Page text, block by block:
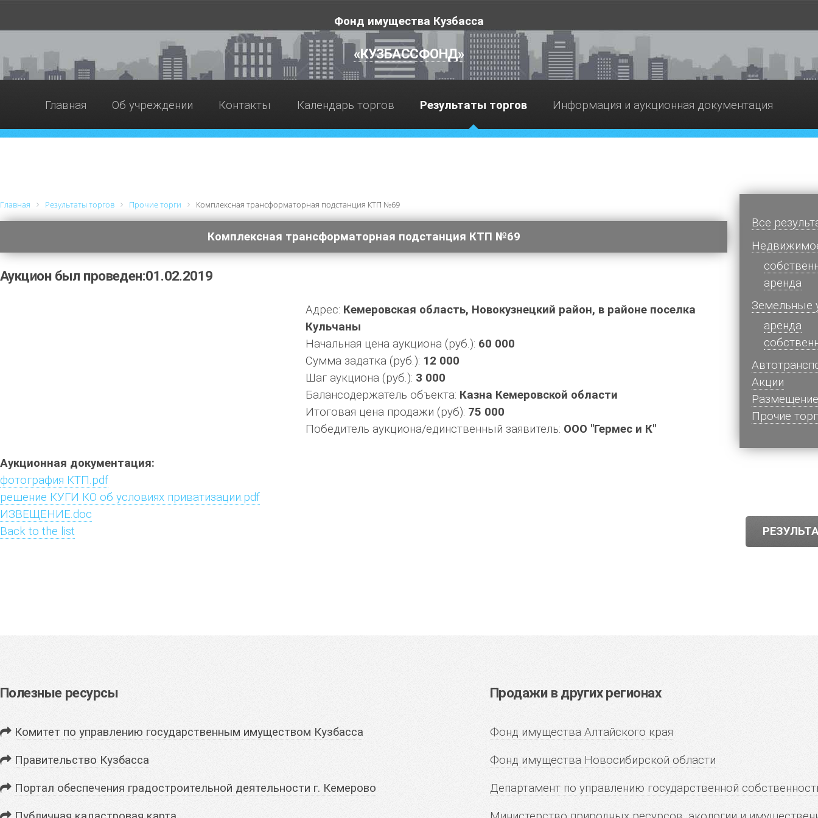
Фонд имущества Кузбасса
«КУЗБАССФОНД»
Главная Об учреждении Контакты Календарь торгов Результаты торгов Информация и аукционная документация
Главная Результаты торгов Прочие торги Комплексная трансформаторная подстанция КТП №69
Комплексная трансформаторная подстанция КТП №69
Аукцион был проведен:01.02.2019
Адрес: Кемеровская область, Новокузнецкий район, в районе поселка
Кульчаны
Начальная цена аукциона (руб.): 60 000
Сумма задатка (руб.): 12 000
Шаг аукциона (руб.): 3 000
Балансодержатель объекта: Казна Кемеровской области
Итоговая цена продажи (руб): 75 000
Победитель аукциона/единственный заявитель: ООО "Гермес и К"
Аукционная документация:
фотография КТП.pdf
решение КУГИ КО об условиях приватизации.pdf
ИЗВЕЩЕНИЕ.doc
Back to the list
Все
аренда
Земельные
аренда
Акции
Прочие
Полезные ресурсы
Комитет по управлению государственным имуществом Кузбасса
Правительство Кузбасса
Портал обеспечения градостроительной деятельности г. Кемерово
Продажи в других регионах
Фонд имущества Алтайского края
Фонд имущества Новосибирской области
Департамент по управлению государственной